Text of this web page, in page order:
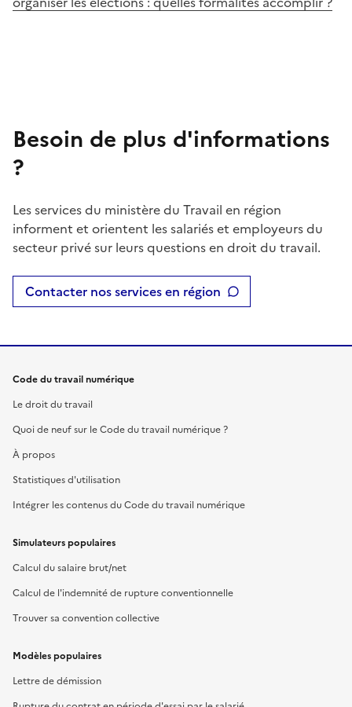
Besoin de plus d'informations
?
Les services du ministère du Travail en région
informent et orientent les salariés et employeurs du
secteur privé sur leurs questions en droit du travail.
Contacter nos services en région
Code du travail numérique
Le droit du travail
Quoi de neuf sur le Code du travail numérique ?
À propos
Statistiques d'utilisation
Intégrer les contenus du Code du travail numérique
Simulateurs populaires
Calcul du salaire brut/net
Calcul de l'indemnité de rupture conventionnelle
Trouver sa convention collective
Modèles populaires
Lettre de démission